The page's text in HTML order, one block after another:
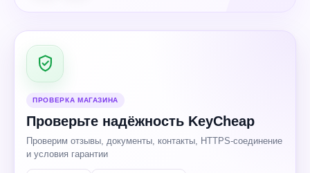
ПРОВЕРКА МАГАЗИНА
Проверьте надёжность KeyCheap
Проверим отзывы, документы, контакты, HTTPS-соединение
и условия гарантии